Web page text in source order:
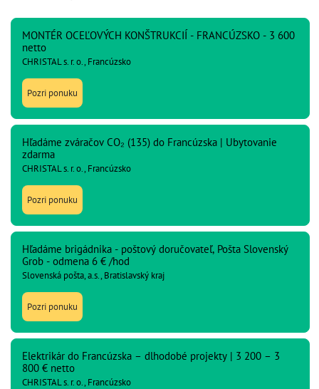
MONTÉR OCEĽOVÝCH KONŠTRUKCIÍ - FRANCÚZSKO - 3 600
netto
CHRISTAL s. r. o., Francúzsko
Pozri ponuku
Hľadáme zváračov CO₂ (135) do Francúzska | Ubytovanie
zdarma
CHRISTAL s. r. o., Francúzsko
Pozri ponuku
Hľadáme brigádnika - poštový doručovateľ, Pošta Slovenský
Grob - odmena 6 € /hod
Slovenská pošta, a.s., Bratislavský kraj
Pozri ponuku
Elektrikár do Francúzska – dlhodobé projekty | 3 200 – 3
800 € netto
CHRISTAL s. r. o., Francúzsko